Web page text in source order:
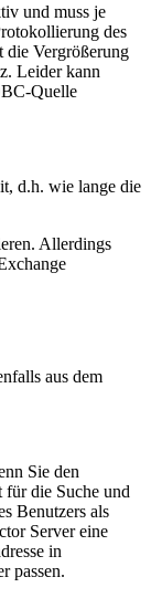
und muss je
des
die Vergrößerung
Leider kann
Quelle
d.h. wie lange die
Allerdings
aus dem
Sie den
für die Suche und
Benutzers als
Server eine
in
passen.